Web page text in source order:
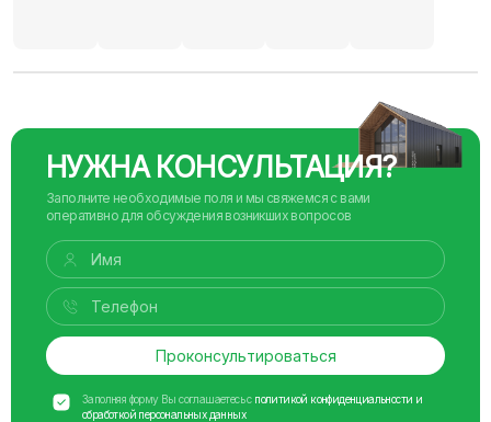
НУЖНА КОНСУЛЬТАЦИЯ?
Заполните необходимые поля и мы свяжемся с вами
оперативно для обсуждения возникших вопросов
Проконсультироваться
Заполняя форму Вы соглашаетесь с политикой конфиденциальности и
обработкой персональных данных